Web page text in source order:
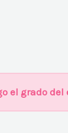
el grado